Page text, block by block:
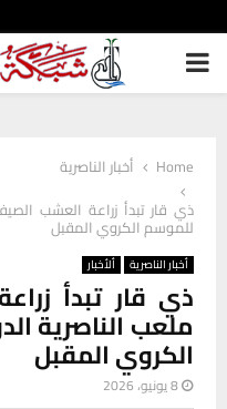
PRIMARY
Home
أخبار الناصرية
ذي قار تبدأ زراعة العشب
للموسم الكروي المقبل
أخبار الناصرية ألأخبار
ذي قار تبدأ
ملعب الناصرية
الكروي المقبل
8 يونيو، 2026